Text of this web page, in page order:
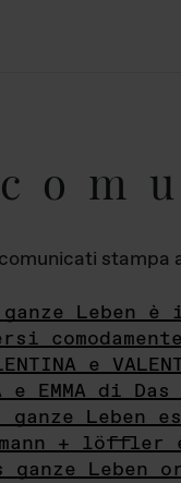
stampa
ganze Leben
e
e EMMA di
ganze
+ löffler
ganze Leben